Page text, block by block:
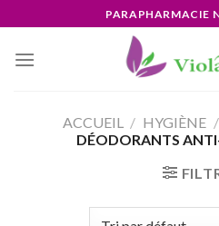
to
content
PARAPHARMACIE
ACCUEIL / HYGIÈNE /
DÉODORANTS